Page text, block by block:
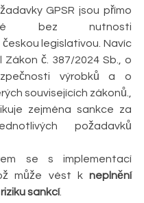
GPSR jsou přímo
bez nutnosti
legislativou. Navíc
Zákon č. 387/2024 Sb., o
výrobků a o
souvisejících zákonů.,
zejména sankce za
požadavků
může vést k neplnění
sankcí.